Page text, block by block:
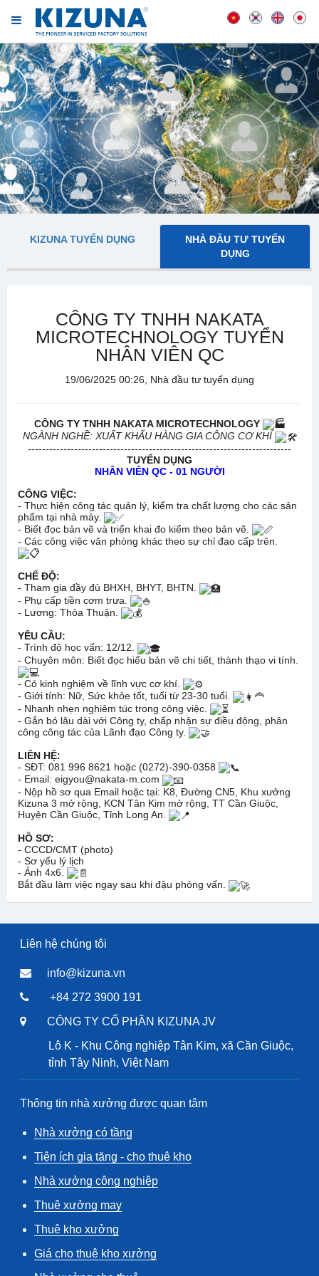
KIZUNA TUYỂN DỤNG
NHÀ ĐẦU TƯ TUYỂN
DỤNG
CÔNG TY TNHH NAKATA
MICROTECHNOLOGY TUYỂN
NHÂN VIÊN QC
19/06/2025 00:26, Nhà đầu tư tuyển dụng
CÔNG TY TNHH NAKATA MICROTECHNOLOGY
NGÀNH NGHỀ: XUẤT KHẨU HÀNG GIA CÔNG CƠ KHÍ
--------------------------------------------------------------------------
TUYỂN DỤNG
NHÂN VIÊN QC - 01 NGƯỜI
CÔNG VIỆC:
- Thực hiện công tác quản lý, kiểm tra chất lượng cho các sản
phẩm tại nhà máy.
- Biết đọc bản vẽ và triển khai đo kiểm theo bản vẽ.
- Các công việc văn phòng khác theo sự chỉ đạo cấp trên.
CHẾ ĐỘ:
- Tham gia đầy đủ BHXH, BHYT, BHTN.
- Phụ cấp tiền cơm trưa.
- Lương: Thỏa Thuận.
YÊU CẦU:
- Trình độ học vấn: 12/12.
- Chuyên môn: Biết đọc hiểu bản vẽ chi tiết, thành thạo vi tính.
- Có kinh nghiệm về lĩnh vực cơ khí.
- Giới tính: Nữ, Sức khỏe tốt, tuổi từ 23-30 tuổi.
- Nhanh nhẹn nghiêm túc trong công việc.
- Gắn bó lâu dài với Công ty, chấp nhận sự điều động, phân
công công tác của Lãnh đạo Công ty.
LIÊN HỆ:
- SĐT: 081 996 8621 hoặc (0272)-390-0358
- Email: eigyou@nakata-m.com
- Nộp hồ sơ qua Email hoặc tại: K8, Đường CN5, Khu xưởng
Kizuna 3 mở rộng, KCN Tân Kim mở rộng, TT Cần Giuộc,
Huyện Cần Giuộc, Tỉnh Long An.
HỒ SƠ:
- CCCD/CMT (photo)
- Sơ yếu lý lịch
- Ảnh 4x6.
Bắt đầu làm việc ngay sau khi đậu phỏng vấn.
Liên hệ chúng tôi
info@kizuna.vn
+84 272 3900 191
CÔNG TY CỔ PHẦN KIZUNA JV
Lô K - Khu Công nghiệp Tân Kim, xã Cần Giuộc,
tỉnh Tây Ninh, Việt Nam
Thông tin nhà xưởng được quan tâm
Nhà xưởng có tầng
Tiện ích gia tăng - cho thuê kho
Nhà xưởng công nghiệp
Thuê xưởng may
Thuê kho xưởng
Giá cho thuê kho xưởng